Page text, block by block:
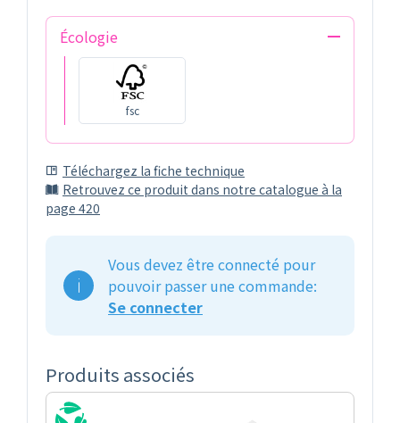
Écologie
fsc
Téléchargez la fiche technique
Retrouvez ce produit dans notre catalogue à la
page 420
Vous devez être connecté pour
pouvoir passer une commande:
Se connecter
Produits associés